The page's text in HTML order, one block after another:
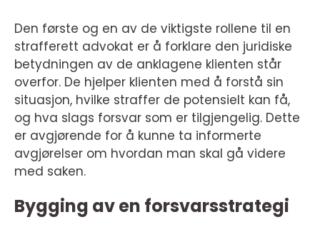
Den første og en av de viktigste rollene til en
strafferett advokat er å forklare den juridiske
betydningen av de anklagene klienten står
overfor. De hjelper klienten med å forstå sin
situasjon, hvilke straffer de potensielt kan få,
og hva slags forsvar som er tilgjengelig. Dette
er avgjørende for å kunne ta informerte
avgjørelser om hvordan man skal gå videre
med saken.
Bygging av en forsvarsstrategi